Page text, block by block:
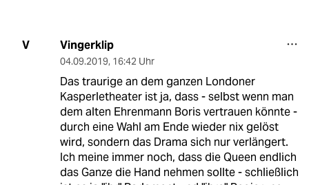
V Vingerklip
04.09.2019, 16:42 Uhr
Das traurige an dem ganzen Londoner
Kasperletheater ist ja, dass - selbst wenn man
dem alten Ehrenmann Boris vertrauen könnte -
durch eine Wahl am Ende wieder nix gelöst
wird, sondern das Drama sich nur verlängert.
Ich meine immer noch, dass die Queen endlich
das Ganze die Hand nehmen sollte - schließlich